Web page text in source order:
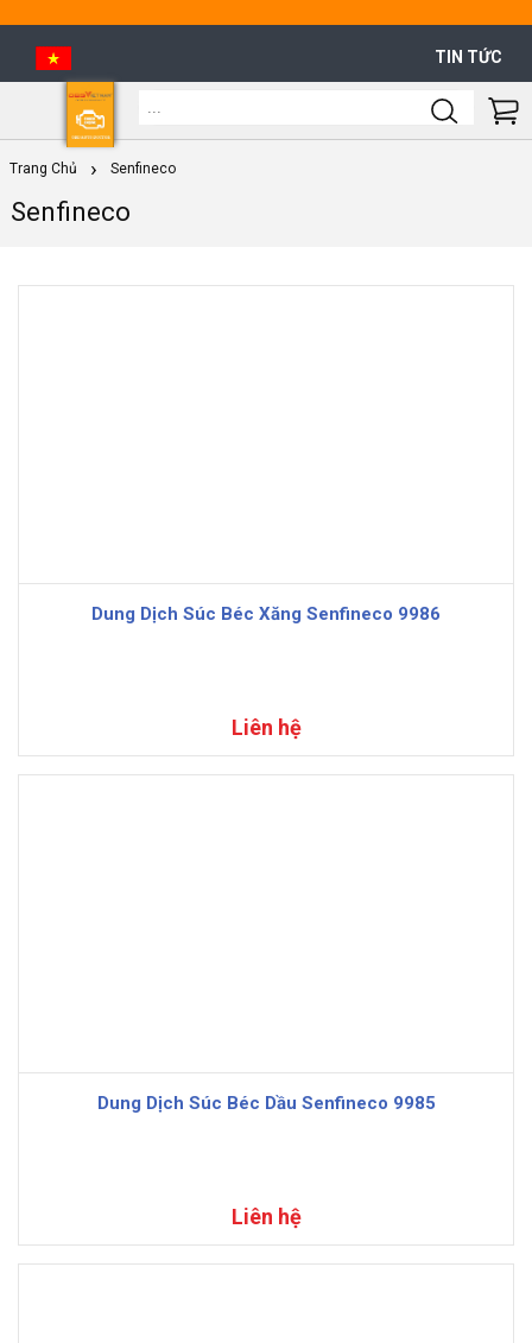
TIN TỨC
Cart
Trang Chủ Senfineco
Senfineco
Dung Dịch Súc Béc Xăng Senfineco 9986
Liên hệ
Dung Dịch Súc Béc Dầu Senfineco 9985
Liên hệ